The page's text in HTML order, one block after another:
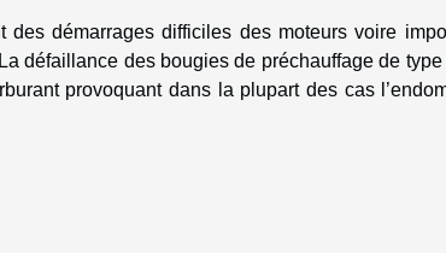
des démarrages difficiles des moteurs voire
défaillance des bougies de préchauffage de
provoquant dans la plupart des cas